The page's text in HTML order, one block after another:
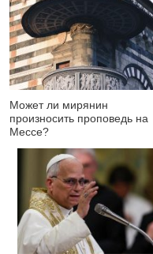
Может ли мирянин
произносить проповедь на
Мессе?